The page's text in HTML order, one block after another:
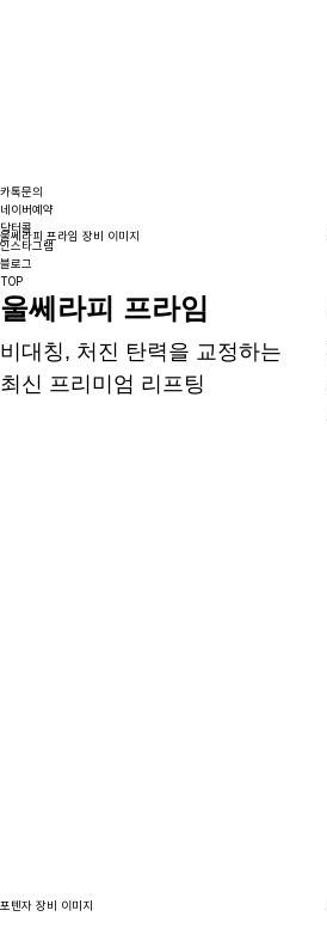
카톡문의
네이버예약
닥터콜
인스타그램
블로그
TOP
울쎄라피 프라임 장비 이미지
울쎄라피 프라임
비대칭, 처진 탄력을 교정하는
최신 프리미엄 리프팅
포텐자 장비 이미지